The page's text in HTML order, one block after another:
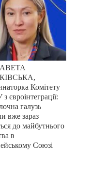
Комітету
євроінтеграції:
галузь
вже зараз
до майбутнього
в
Союзі